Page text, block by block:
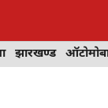
झारखण्ड